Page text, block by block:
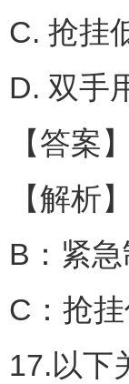
C. 抢挂
D. 双手
【答案
【解析
B：紧
C：抢
17.以下